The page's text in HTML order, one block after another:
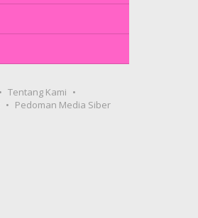
Tentang Kami
Pedoman Media Siber